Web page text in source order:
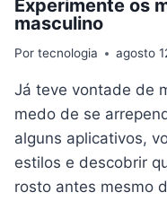
Experimente os
masculino
Por tecnologia agosto
Já teve vontade de
medo de se
alguns aplicativos,
estilos e descobrir
rosto antes mesmo